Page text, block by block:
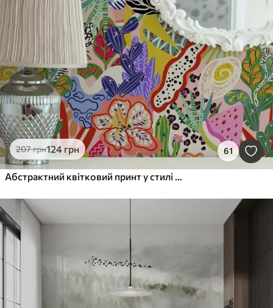
207грн124 грн 61
Абстрактний квітковий принт у стилі поп-арт